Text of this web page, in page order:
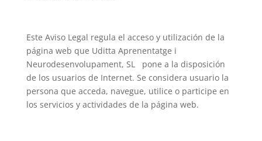
Este Aviso Legal regula el acceso y utilización de la
página web que Uditta Aprenentatge i
Neurodesenvolupament, SL pone a la disposición
de los usuarios de Internet. Se considera usuario la
persona que acceda, navegue, utilice o participe en
los servicios y actividades de la página web.